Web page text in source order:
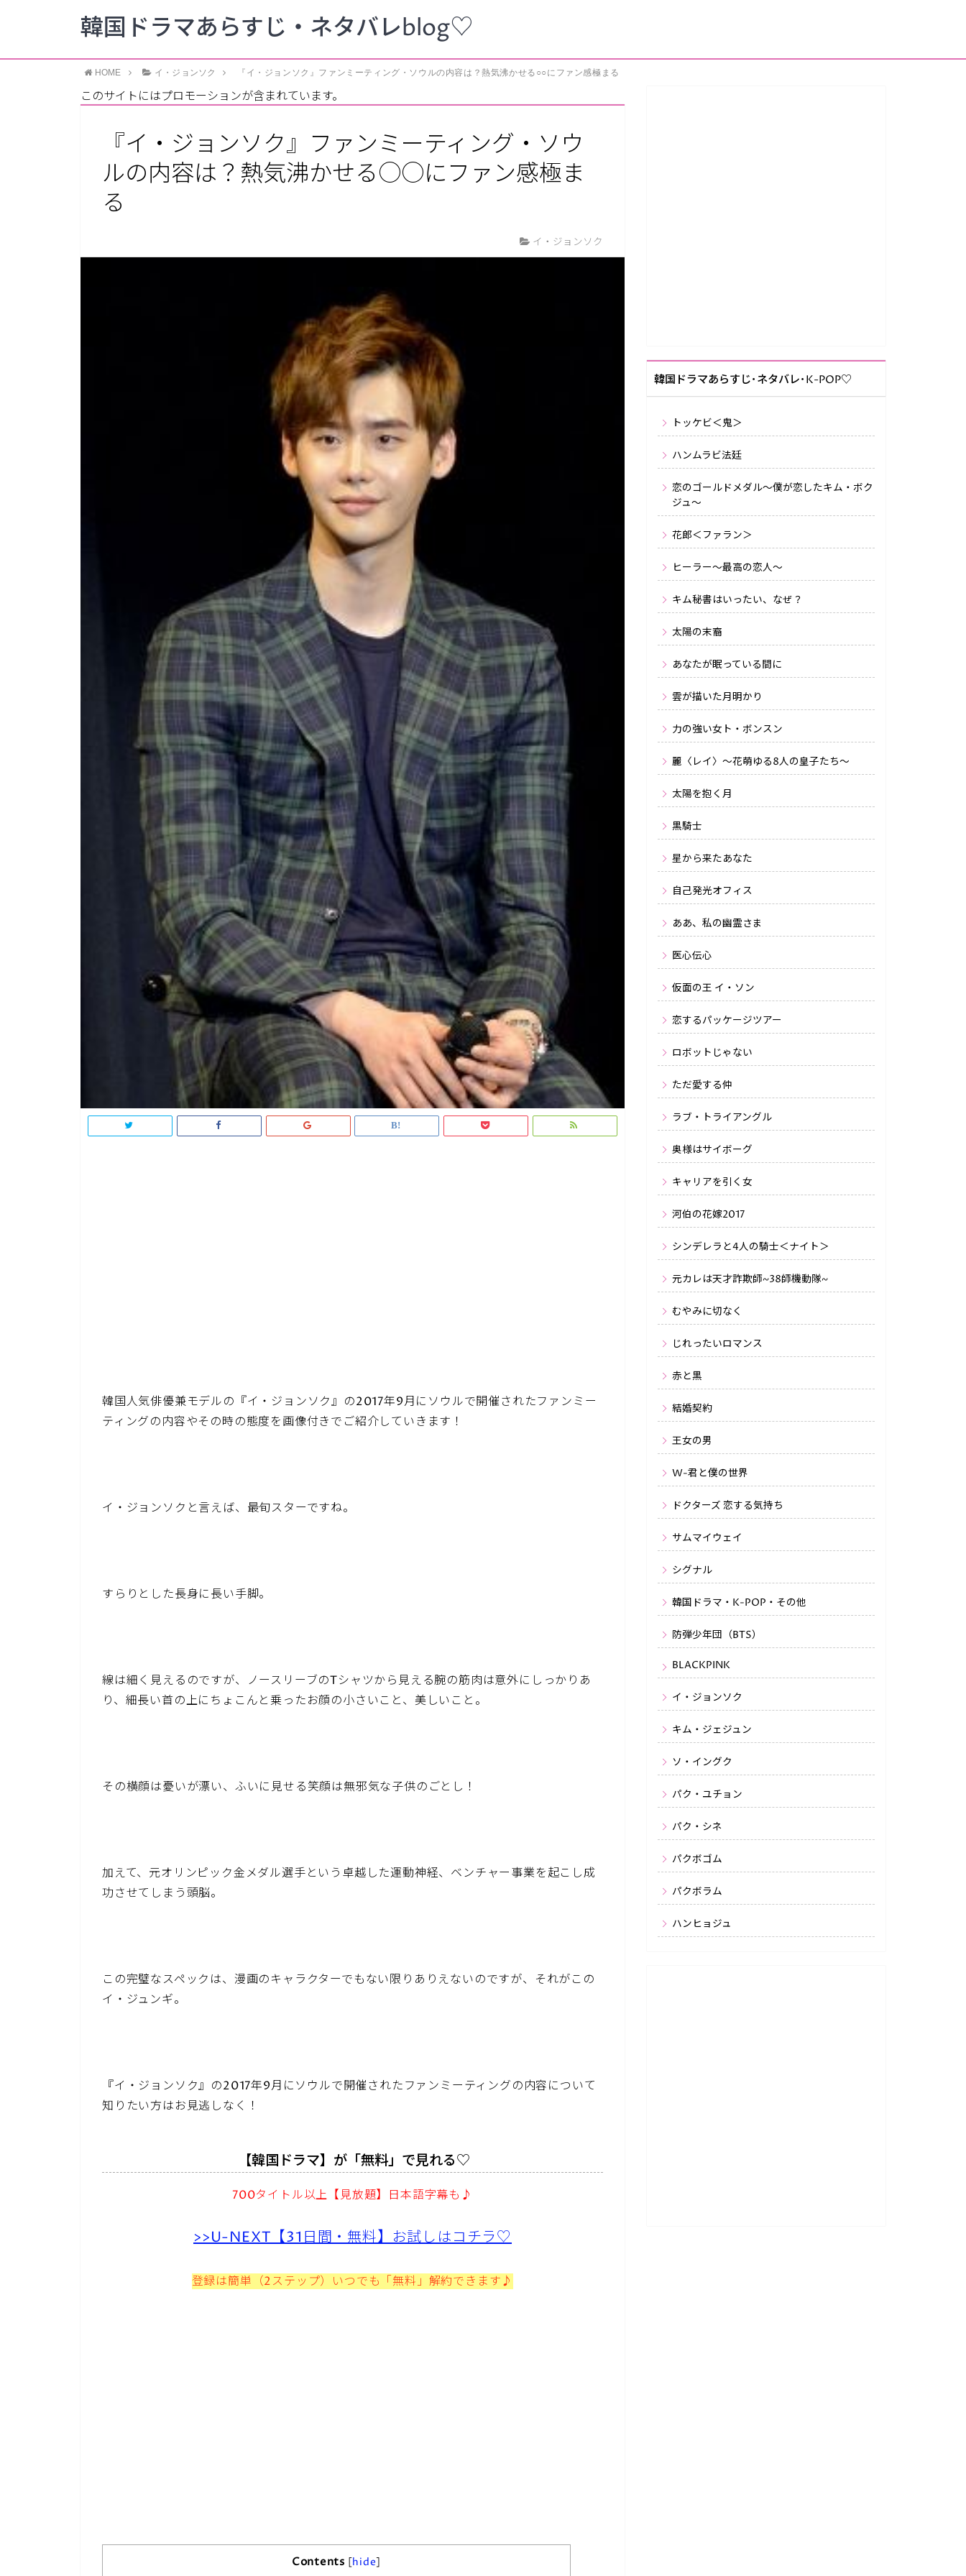
韓国ドラマあらすじ・ネタバレblog♡
HOME イ・ジョンソク 『イ・ジョンソク』ファンミーティング・ソウルの内容は？熱気沸かせる○○にファン感極まる
このサイトにはプロモーションが含まれています。
『イ・ジョンソク』ファンミーティング・ソウ
ルの内容は？熱気沸かせる○○にファン感極ま
る
イ・ジョンソク
韓国人気俳優兼モデルの『イ・ジョンソク』の2017年9月にソウルで開催されたファンミー
ティングの内容やその時の態度を画像付きでご紹介していきます！
イ・ジョンソクと言えば、最旬スターですね。
すらりとした長身に長い手脚。
線は細く見えるのですが、ノースリーブのTシャツから見える腕の筋肉は意外にしっかりあ
り、細長い首の上にちょこんと乗ったお顔の小さいこと、美しいこと。
その横顔は憂いが漂い、ふいに見せる笑顔は無邪気な子供のごとし！
加えて、元オリンピック金メダル選手という卓越した運動神経、ベンチャー事業を起こし成
功させてしまう頭脳。
この完璧なスペックは、漫画のキャラクターでもない限りありえないのですが、それがこの
イ・ジュンギ。
『イ・ジョンソク』の2017年9月にソウルで開催されたファンミーティングの内容について
知りたい方はお見逃しなく！
【韓国ドラマ】が「無料」で見れる♡
700タイトル以上【見放題】日本語字幕も♪
>>U-NEXT【31日間・無料】お試しはコチラ♡
登録は簡単（2ステップ）いつでも「無料」解約できます♪
Contents [hide]
韓国ドラマあらすじ･ネタバレ･K-POP♡
トッケビ＜鬼＞
ハンムラビ法廷
恋のゴールドメダル～僕が恋したキム・ボク
ジュ～
花郎＜ファラン＞
ヒーラー〜最高の恋人〜
キム秘書はいったい、なぜ？
太陽の末裔
あなたが眠っている間に
雲が描いた月明かり
力の強い女ト・ボンスン
麗〈レイ〉〜花萌ゆる8人の皇子たち〜
太陽を抱く月
黒騎士
星から来たあなた
自己発光オフィス
ああ、私の幽霊さま
医心伝心
仮面の王 イ・ソン
恋するパッケージツアー
ロボットじゃない
ただ愛する仲
ラブ・トライアングル
奥様はサイボーグ
キャリアを引く女
河伯の花嫁2017
シンデレラと4人の騎士＜ナイト＞
元カレは天才詐欺師~38師機動隊~
むやみに切なく
じれったいロマンス
赤と黒
結婚契約
王女の男
W-君と僕の世界
ドクターズ 恋する気持ち
サムマイウェイ
シグナル
韓国ドラマ・K-POP・その他
防弾少年団（BTS）
BLACKPINK
イ・ジョンソク
キム・ジェジュン
ソ・イングク
パク・ユチョン
パク・シネ
パクボゴム
パクボラム
ハンヒョジュ